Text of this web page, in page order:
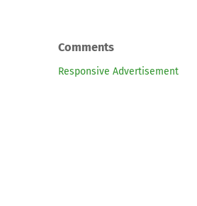
Comments
Responsive Advertisement